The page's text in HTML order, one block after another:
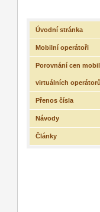
Úvodní stránka
Mobilní operátoři
Porovnání cen
virtuálních operátorů
Přenos čísla
Návody
Články